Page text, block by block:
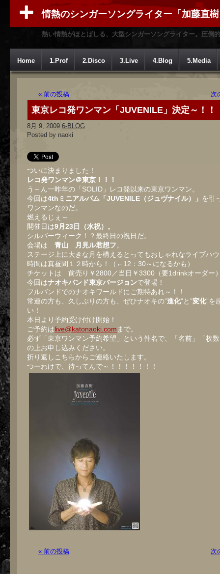
情熱のシンガーソングライター「加藤直
熱い情熱がほとばしる、大型シンガーソングライター。圧倒
Home 1.Prof 2.Disco 3.Live 4.Blog 5.Media
« 前の投稿 次
東京レコ発ワンマン「JUVENILE」決定～！！
8月 9, 2009 6-BLOG
Posted by naoki
ついに決まりました！
レコ発ワンマン＠東京！！！
う～ん一昨年の「SOLID」レコ発以来の東京ワンマン。
今回は4thミニアルバム「JUVENILE（ジュヴナイル）」 を引
ワンマンなのだ。
燃えるじぇ～
開催日は9月23日（水祝）。
シルバーウィーク！？最終日の祝日だ。
会場は 青山 月見ル君想フ。
ステージ上に大きな月を構えるとってもおしゃれなライブハ
時間は真昼間１２時から！（←12：30～になるかも）
チケットは 前売り￥2800／当日￥3300（要1drinkオーダー
今回はナオキバンド東京バージョンで登場！
フルバンドでのナオキワールドにご期待あれ～！！
常連の方も、久しぶりの方も、ぜひナオキの”進化”と”変化”を
い！
本日より予約受け付け開始！
ご予約はlive@katonaoki.com まで。
必ず「東京ワンマン予約希望」という件名で、「名前」「枚
の上お申し込みください。
折り返しこちらからご連絡いたします。
つーわけで、待ってんで～！！！！！！！
« 前の投稿 次